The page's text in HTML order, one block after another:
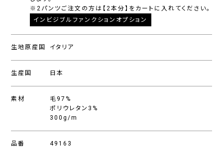
※2パンツご注文の方は【2本分】をカートに入れてください。
インビジブルファンクションオプション
生地原産国 イタリア
生産国 日本
素材
毛97%
ポリウレタン3%
300g/m
品番 49163